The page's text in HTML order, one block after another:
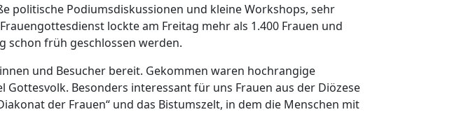
politische Podiumsdiskussionen und kleine Workshops, sehr
lockte am Freitag mehr als 1.400 Frauen und
schon früh geschlossen werden.
und Besucher bereit. Gekommen waren hochrangige
Besonders interessant für uns Frauen aus der Diözese
der Frauen“ und das Bistumszelt, in dem die Menschen mit